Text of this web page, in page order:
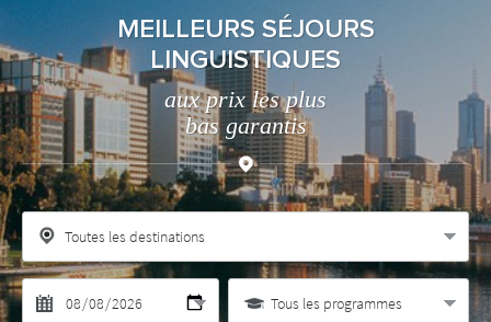
MEILLEURS SÉJOURS
LINGUISTIQUES
aux prix les plus
bas garantis